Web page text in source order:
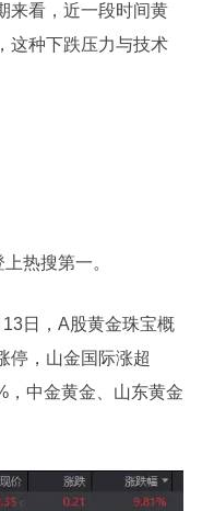
来看，近一段时间黄
这种下跌压力与技术
热搜第一。
日，A股黄金珠宝概
停，山金国际涨超
，中金黄金、山东黄金